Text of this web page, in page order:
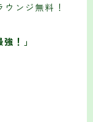
ンジ無料！
！」